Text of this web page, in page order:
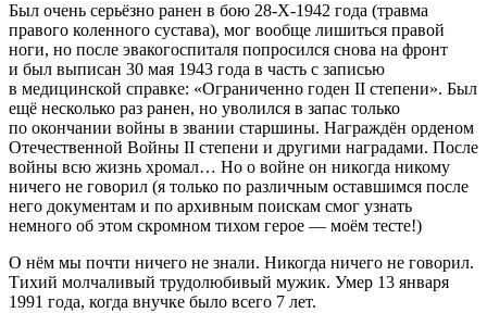
Был очень серьёзно ранен в бою 28-X-1942 года (травма
правого коленного сустава), мог вообще лишиться правой
ноги, но после эвакогоспиталя попросился снова на фронт
и был выписан 30 мая 1943 года в часть с записью
в медицинской справке: «Ограниченно годен II степени». Был
ещё несколько раз ранен, но уволился в запас только
по окончании войны в звании старшины. Награждён орденом
Отечественной Войны II степени и другими наградами. После
войны всю жизнь хромал… Но о войне он никогда никому
ничего не говорил (я только по различным оставшимся после
него документам и по архивным поискам смог узнать
немного об этом скромном тихом герое — моём тесте!)
О нём мы почти ничего не знали. Никогда ничего не говорил.
Тихий молчаливый трудолюбивый мужик. Умер 13 января
1991 года, когда внучке было всего 7 лет.